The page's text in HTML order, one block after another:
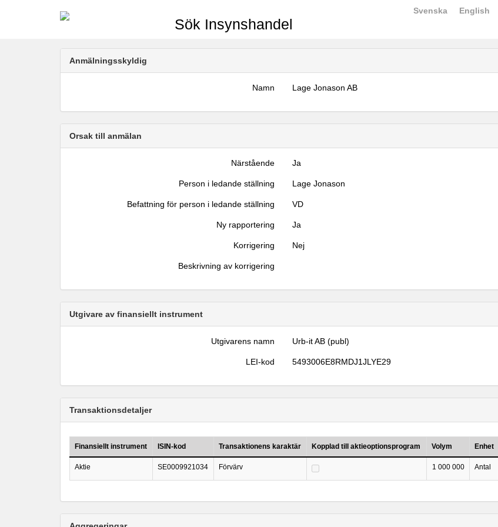
Sök Insynshandel
Svenska English
Anmälningsskyldig
Namn Lage Jonason AB
Orsak till anmälan
Närstående Ja
Person i ledande ställning Lage Jonason
Befattning för person i ledande ställning VD
Ny rapportering Ja
Korrigering Nej
Beskrivning av korrigering
Utgivare av finansiellt instrument
Utgivarens namn Urb-it AB (publ)
LEI-kod 5493006E8RMDJ1JLYE29
Transaktionsdetaljer
Finansiellt instrument ISIN-kod Transaktionens karaktär Kopplad till aktieoptionsprogram Volym Enhet
Aktie SE0009921034 Förvärv 1 000 000 Antal